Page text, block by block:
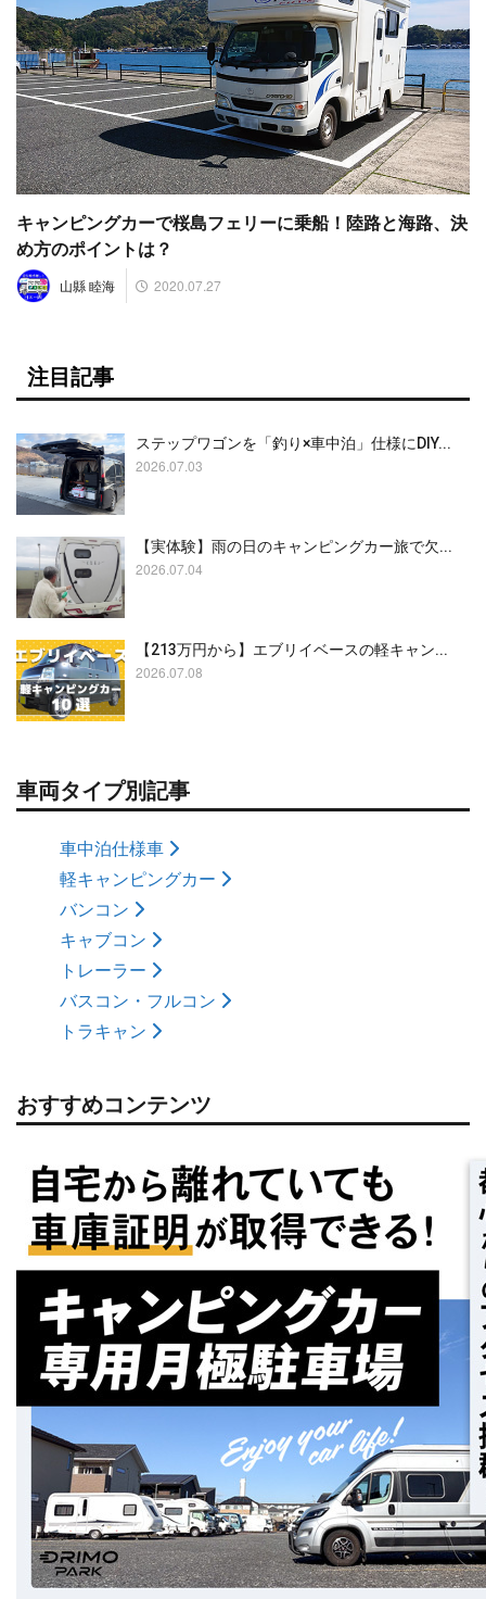
キャンピングカーで桜島フェリーに乗船！陸路と海路、決
め方のポイントは？
山縣 睦海 2020.07.27
注目記事
ステップワゴンを「釣り×車中泊」仕様にDIY...
2026.07.03
【実体験】雨の日のキャンピングカー旅で欠...
2026.07.04
【213万円から】エブリイベースの軽キャン...
2026.07.08
車両タイプ別記事
車中泊仕様車
軽キャンピングカー
バンコン
キャブコン
トレーラー
バスコン・フルコン
トラキャン
おすすめコンテンツ